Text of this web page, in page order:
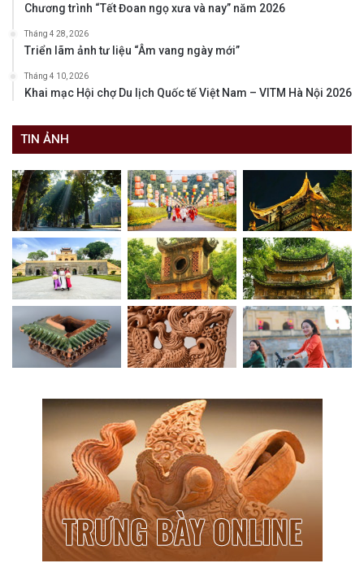
Chương trình “Tết Đoan ngọ xưa và nay” năm 2026
Tháng 4 28, 2026
Triển lãm ảnh tư liệu “Âm vang ngày mới”
Tháng 4 10, 2026
Khai mạc Hội chợ Du lịch Quốc tế Việt Nam – VITM Hà Nội 2026
TIN ẢNH